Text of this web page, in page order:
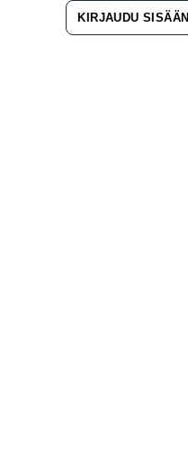
KIRJAUDU SISÄÄN